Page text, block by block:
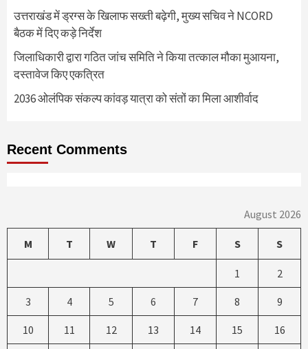
उत्तराखंड में ड्रग्स के खिलाफ सख्ती बढ़ेगी, मुख्य सचिव ने NCORD
बैठक में दिए कड़े निर्देश
जिलाधिकारी द्वारा गठित जांच समिति ने किया तत्काल मौका मुआयना,
दस्तावेज किए एकत्रित
2036 ओलंपिक संकल्प कांवड़ यात्रा को संतों का मिला आशीर्वाद
Recent Comments
August 2026
M T W T F S S
1 2
3 4 5 6 7 8 9
10 11 12 13 14 15 16